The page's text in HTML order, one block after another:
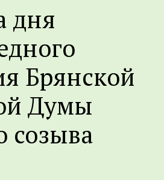
дня
Брянской
Думы
созыва